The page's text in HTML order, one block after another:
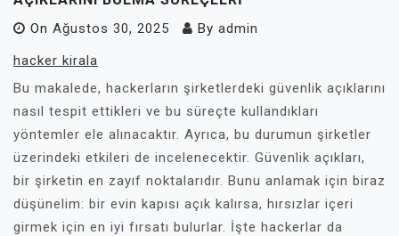
On Ağustos 30, 2025 By admin
hacker kirala
Bu makalede, hackerların şirketlerdeki güvenlik açıklarını
nasıl tespit ettikleri ve bu süreçte kullandıkları
yöntemler ele alınacaktır. Ayrıca, bu durumun şirketler
üzerindeki etkileri de incelenecektir. Güvenlik açıkları,
bir şirketin en zayıf noktalarıdır. Bunu anlamak için biraz
düşünelim: bir evin kapısı açık kalırsa, hırsızlar içeri
girmek için en iyi fırsatı bulurlar. İşte hackerlar da